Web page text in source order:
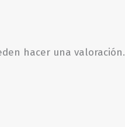
hacer una valoración.